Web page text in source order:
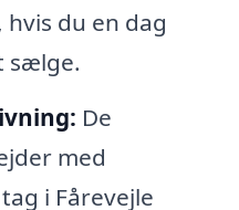
du en dag
sælge.
De
med
i Fårevejle